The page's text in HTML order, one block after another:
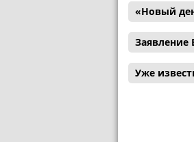
«Новый
Уже